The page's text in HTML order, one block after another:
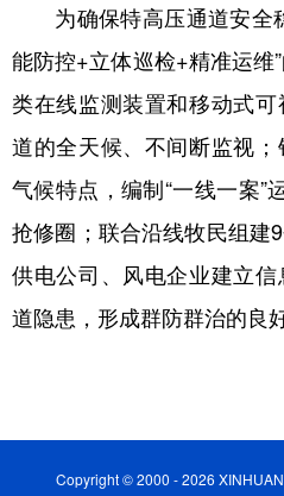
广东 广西
四川 贵州
陕西 甘肃
多语种频道
English Español
为确保特高压通道安全
能防控+立体巡检+精准运维
类在线监测装置和移动式
道的全天候、不间断监视
气候特点，编制“一线一案”
抢修圈；联合沿线牧民组建
供电公司、风电企业建立
道隐患，形成群防群治的良
Copyright © 2000 - 2026